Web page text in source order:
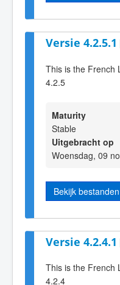
Versie 4.2.5.1
This is the French
4.2.5
Maturity
Stable
Uitgebracht op
Woensdag, 09
Bekijk bestanden
Versie 4.2.4.1
This is the French
4.2.4